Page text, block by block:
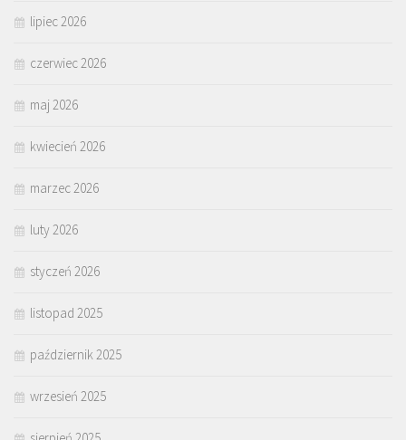
lipiec 2026
czerwiec 2026
maj 2026
kwiecień 2026
marzec 2026
luty 2026
styczeń 2026
listopad 2025
październik 2025
wrzesień 2025